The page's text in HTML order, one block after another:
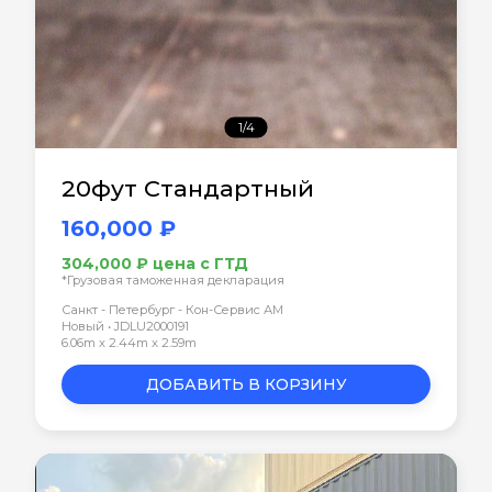
1/4
20фут Стандартный
160,000 ₽
304,000 ₽ цена с ГТД
*Грузовая таможенная декларация
Санкт - Петербург - Кон-Сервис АМ
Новый • JDLU2000191
6.06m x 2.44m x 2.59m
ДОБАВИТЬ В КОРЗИНУ